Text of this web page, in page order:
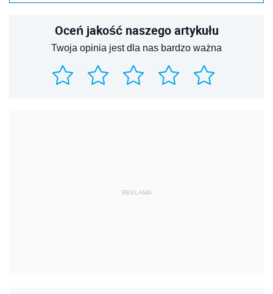
Oceń jakość naszego artykułu
Twoja opinia jest dla nas bardzo ważna
REKLAMA